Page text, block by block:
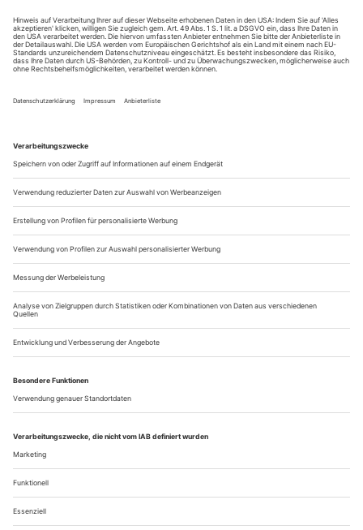
Vergesst uns nie!
Das Theater Lübeck präsentiert Mieczysław Weinbergs «Passagierin»
welch gewaltige Peripetie in ihm steckt und wie viel von der
Idee eines Menschen in der Revolte. «Konzert» ist dieses Bild
überschrieben, und ein ebensolches steht nun auch in jenem
Raum des Badehauses im KZ Auschwitz an, der jedoch im
Theater...
Papiertheater, handgemacht
Düster und rätselhaft schön: Achim Freyer schenkt Gera in Wagners
«Fliegendem Holländer» seine gesamte künstlerische Phantasie
Neunzig Jahre alt ist der Maler und Regisseur Achim Freyer,
doch er hüpft in seinen Sneakers über die Bühne wie ein
Rumpelstilzchen. Der weiße Haarschopf wackelt, der Bart
zittert. Die einzige Sorge: dass er nicht doch noch über die
knöchelhohe Schwelle stolpert, die einmal quer über die
Bühne führt. Aber Freyer passt auf, hebt den Fuß
demonstrativ und erinnert...
Über uns Kontakt Kritikerumfrage Newsletter